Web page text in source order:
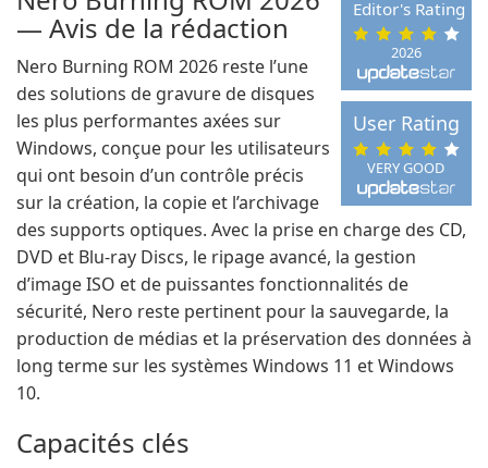
2026
Editor's Rating
VERY GOOD
User Rating
— Avis de la rédaction
Nero Burning ROM 2026 reste l’une
des solutions de gravure de disques
les plus performantes axées sur
Windows, conçue pour les utilisateurs
qui ont besoin d’un contrôle précis
sur la création, la copie et l’archivage
des supports optiques. Avec la prise en charge des CD,
DVD et Blu-ray Discs, le ripage avancé, la gestion
d’image ISO et de puissantes fonctionnalités de
sécurité, Nero reste pertinent pour la sauvegarde, la
production de médias et la préservation des données à
long terme sur les systèmes Windows 11 et Windows
10.
Capacités clés